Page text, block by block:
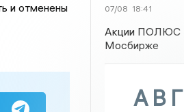
и отменены
07/08 18:41
Акции ПОЛЮС
Мосбирже